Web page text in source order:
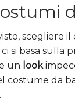
scegliere
si basa sulla
un look
costume da